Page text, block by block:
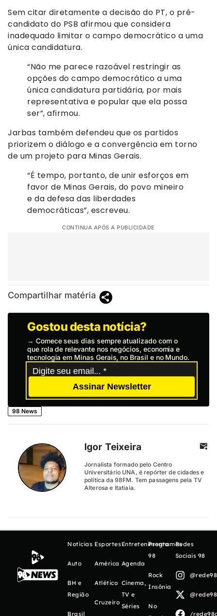
Sem citar diretamente a decisão do PT, o pré-
candidato do PSB afirmou que considera
inadequado limitar o campo democrático a uma
única candidatura.
“Não me parece razoável restringir as
opções do campo democrático a uma
única candidatura partidária, por mais
representativa e popular que ela possa
ser”, afirmou.
Jarbas também defendeu que os partidos
priorizem o diálogo e a convergência em torno
de um projeto para Minas Gerais.
“É tempo, portanto, de unir esforços em
favor de Minas Gerais, do povo mineiro
e da defesa das liberdades
democráticas”, escreveu.
CONTINUA APÓS A PUBLICIDADE
Compartilhar matéria
Gostou desta notícia?
→ Comece seus dias sempre atualizado com o
que rola de relevante nos negócios, economia e
tecnologia em Minas Gerais, no Brasil e no Mundo.
Assinar Newsletter
98 News
Igor Teixeira
Jornalista formado pelo Centro
Universitário UNA, é repórter de cidades e
política da 98FM. Tem passagens pela TV
Alterosa e Itatiaia.
Notícias
Auto
BH e
Região
Brasil
Esportes
América
Atlético
Cruzeiro
Entretenimento
Agenda
Cinema,
TV e
Séries
Programas
98
Rock
Insônia
No
Redes
Sociais 98
/